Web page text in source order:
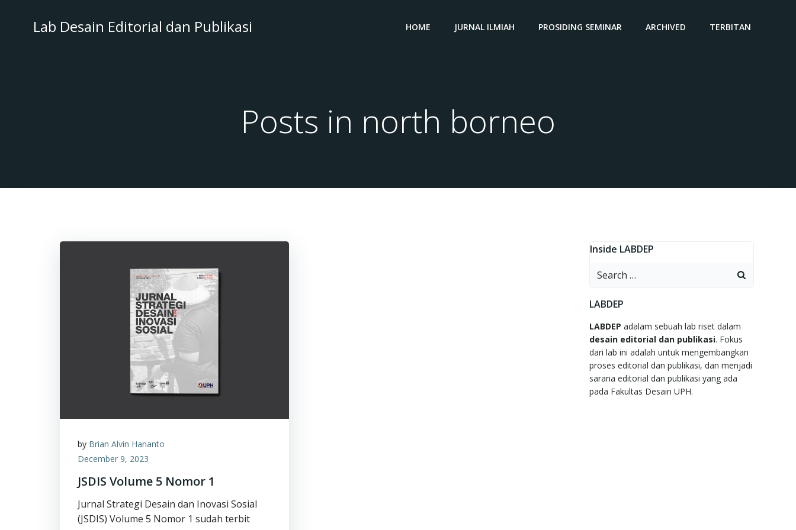
Lab Desain Editorial dan Publikasi HOME JURNAL ILMIAH PROSIDING SEMINAR ARCHIVED TERBITAN
Posts in north borneo
by Brian Alvin Hananto
December 9, 2023
JSDIS Volume 5 Nomor 1
Jurnal Strategi Desain dan Inovasi Sosial
(JSDIS) Volume 5 Nomor 1 sudah terbit
Inside LABDEP
Search
LABDEP
LABDEP adalam sebuah lab riset dalam
desain editorial dan publikasi. Fokus
dari lab ini adalah untuk mengembangkan
proses editorial dan publikasi, dan menjadi
sarana editorial dan publikasi yang ada
pada Fakultas Desain UPH.